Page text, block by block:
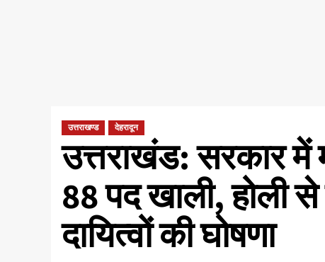
उत्तराखण्ड देहरादून
उत्तराखंड: सरकार में
88 पद खाली, होली
दायित्वों की घोषणा